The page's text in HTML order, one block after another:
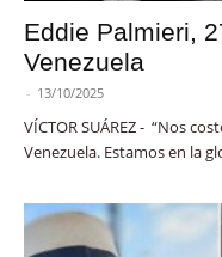
Eddie Palmieri,
Venezuela
- 13/10/2025
VÍCTOR SUÁREZ - “Nos
Venezuela. Estamos en la